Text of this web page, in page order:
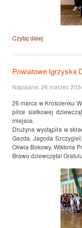
Czytaj dalej
Powiatowe Igrzyska
Napisane:26 marzec
26 marca w Krościenku
piłce siatkowej
miejsce.
Drużyna wystąpiła w
Gazda, Jagoda
Oliwia Bokowy, Wiktoria
Brawo dziewczęta!